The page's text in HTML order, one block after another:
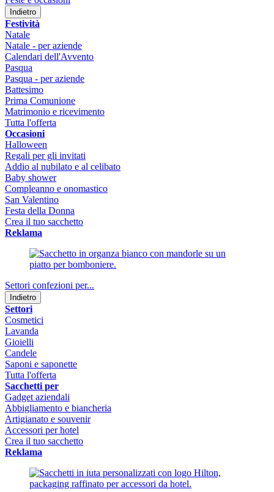
Indietro
Festività
Natale
Natale - per aziende
Calendari dell'Avvento
Pasqua
Pasqua - per aziende
Battesimo
Prima Comunione
Matrimonio e ricevimento
Tutta l'offerta
Occasioni
Halloween
Regali per gli invitati
Addio al nubilato e al celibato
Baby shower
Compleanno e onomastico
San Valentino
Festa della Donna
Crea il tuo sacchetto
Reklama
Settori confezioni per...
Indietro
Settori
Cosmetici
Lavanda
Gioielli
Candele
Saponi e saponette
Tutta l'offerta
Sacchetti per
Gadget aziendali
Abbigliamento e biancheria
Artigianato e souvenir
Accessori per hotel
Crea il tuo sacchetto
Reklama